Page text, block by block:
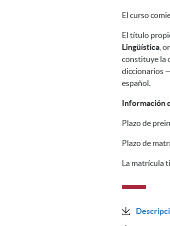
El curso
El título
Lingüística ,
constituye la
diccionarios
español.
Información
Plazo de
Plazo de
La matrícula